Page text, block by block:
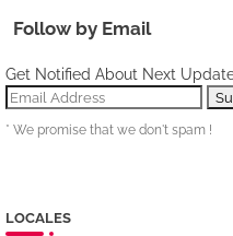
Follow by Email
Get Notified About Next
* We promise that we don't spam !
LOCALES